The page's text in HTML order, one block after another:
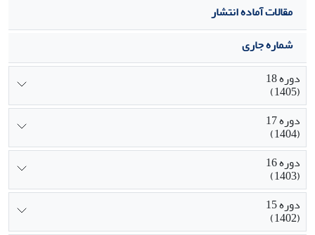
مقالات آماده انتشار
شماره جاری
دوره 18
(1405)
دوره 17
(1404)
دوره 16
(1403)
دوره 15
(1402)